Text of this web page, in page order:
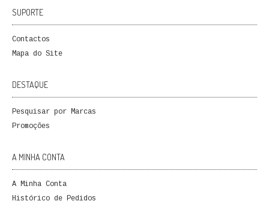
SUPORTE
Contactos
Mapa do Site
DESTAQUE
Pesquisar por Marcas
Promoções
A MINHA CONTA
A Minha Conta
Histórico de Pedidos